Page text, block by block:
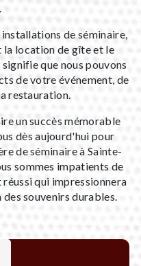
installations de séminaire,
la location de gîte et le
que nous pouvons
de votre événement, de
restauration.
un succès mémorable
dès aujourd'hui pour
de séminaire à Sainte-
sommes impatients de
réussi qui impressionnera
souvenirs durables.